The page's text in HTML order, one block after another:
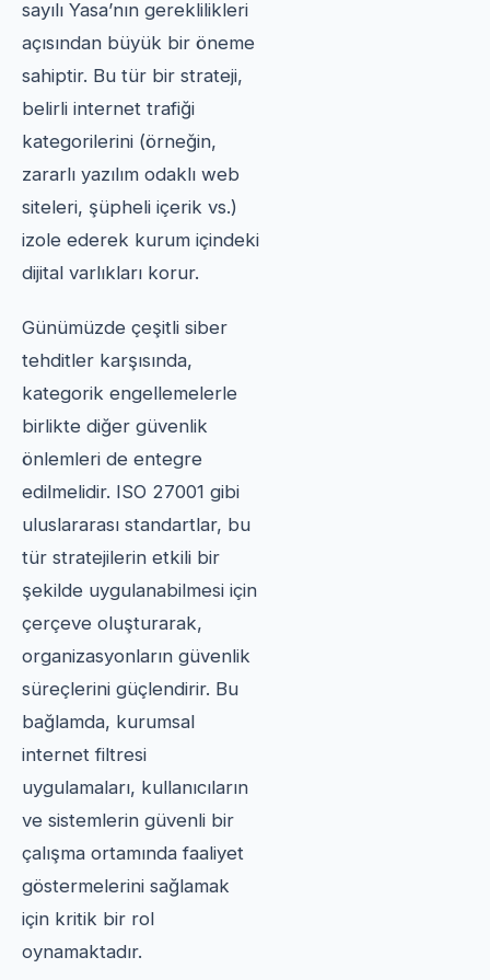
sayılı Yasa’nın gereklilikleri
açısından büyük bir öneme
sahiptir. Bu tür bir strateji,
belirli internet trafiği
kategorilerini (örneğin,
zararlı yazılım odaklı web
siteleri, şüpheli içerik vs.)
izole ederek kurum içindeki
dijital varlıkları korur.
Günümüzde çeşitli siber
tehditler karşısında,
kategorik engellemelerle
birlikte diğer güvenlik
önlemleri de entegre
edilmelidir. ISO 27001 gibi
uluslararası standartlar, bu
tür stratejilerin etkili bir
şekilde uygulanabilmesi için
çerçeve oluşturarak,
organizasyonların güvenlik
süreçlerini güçlendirir. Bu
bağlamda, kurumsal
internet filtresi
uygulamaları, kullanıcıların
ve sistemlerin güvenli bir
çalışma ortamında faaliyet
göstermelerini sağlamak
için kritik bir rol
oynamaktadır.